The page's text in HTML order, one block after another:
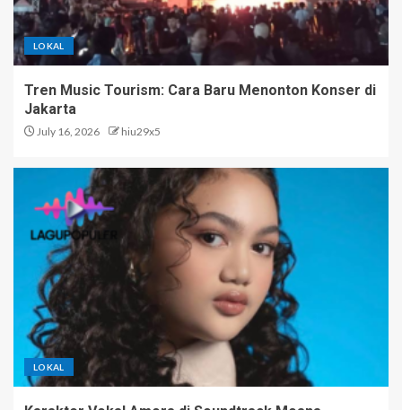
LOKAL
Tren Music Tourism: Cara Baru Menonton Konser di
Jakarta
July 16, 2026 hiu29x5
LOKAL